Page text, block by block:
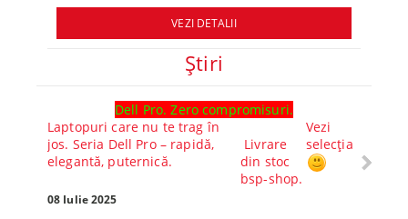
VEZI DETALII
Ştiri
Dell Pro. Zero compromisuri.
Laptopuri care nu te trag în
jos. Seria Dell Pro – rapidă,
elegantă, puternică.
Livrare
din stoc
bsp-shop.
Vezi
selecția
08 Iulie 2025